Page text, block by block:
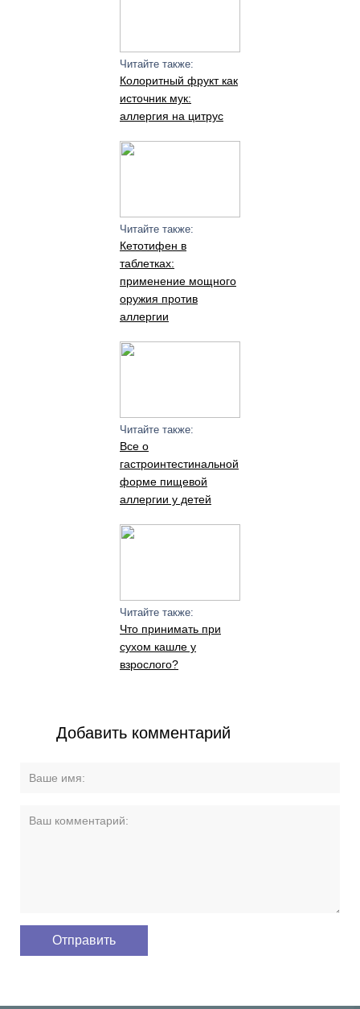
Читайте также:
Колоритный фрукт как
источник мук:
аллергия на цитрус
Читайте также:
Кетотифен в
таблетках:
применение мощного
оружия против
аллергии
Читайте также:
Все о
гастроинтестинальной
форме пищевой
аллергии у детей
Читайте также:
Что принимать при
сухом кашле у
взрослого?
Добавить комментарий